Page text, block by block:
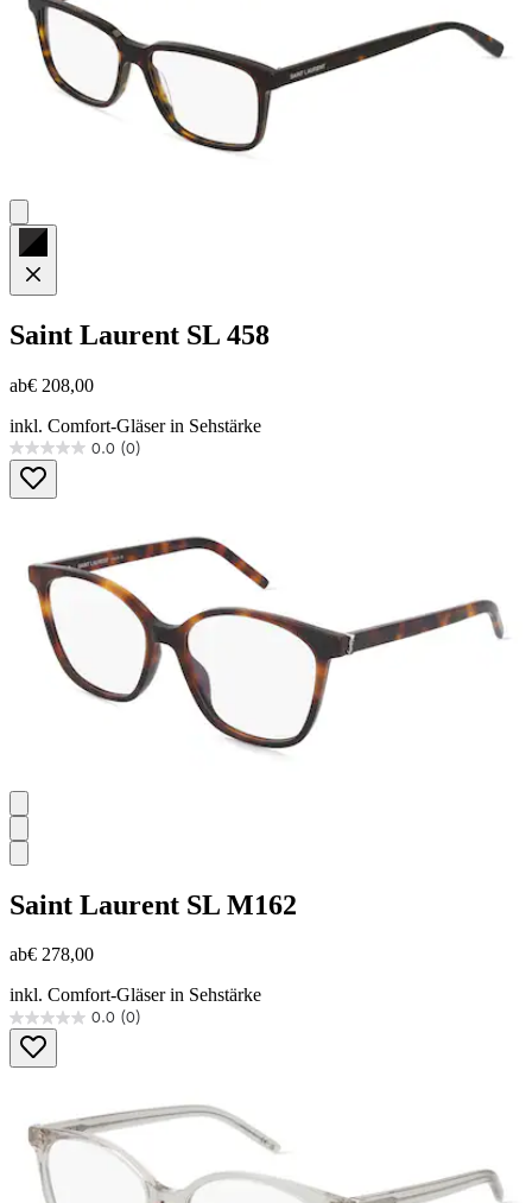
Saint Laurent SL 458
ab€ 208,00
inkl. Comfort-Gläser in Sehstärke
0.0 (0)
0.0
von
5
Saint Laurent SL M162
ab€ 278,00
inkl. Comfort-Gläser in Sehstärke
0.0 (0)
0.0
von
5